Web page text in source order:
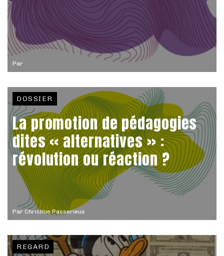
Par
Par Christine Passerieux
DOSSIER
La promotion de pédagogies
dites « alternatives » :
révolution ou réaction ?
REGARD